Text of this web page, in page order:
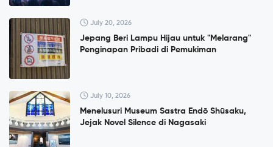
July 20, 2026
Jepang Beri Lampu Hijau untuk "Melarang"
Penginapan Pribadi di Pemukiman
July 10, 2026
Menelusuri Museum Sastra Endō Shūsaku,
Jejak Novel Silence di Nagasaki